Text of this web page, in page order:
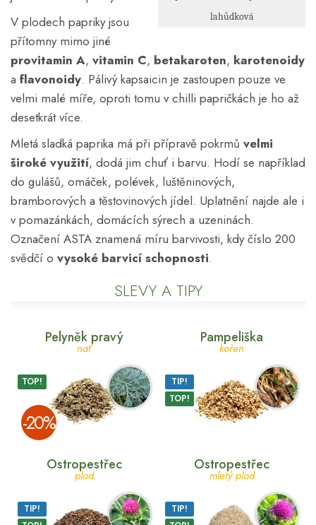
lahůdková
V plodech papriky jsou
přítomny mimo jiné
provitamin A, vitamin C, betakaroten, karotenoidy
a flavonoidy. Pálivý kapsaicin je zastoupen pouze ve
velmi malé míře, oproti tomu v chilli papričkách je ho až
desetkrát více.
Mletá sladká paprika má při přípravě pokrmů velmi
široké využití, dodá jim chuť i barvu. Hodí se například
do gulášů, omáček, polévek, luštěninových,
bramborových a těstovinových jídel. Uplatnění najde ale i
v pomazánkách, domácích sýrech a uzeninách.
Označení ASTA znamená míru barvivosti, kdy číslo 200
svědčí o vysoké barvicí schopnosti.
SLEVY A TIPY
Pelyněk pravý
nať
TOP!
­-20%
Pampeliška
kořen
TIP!
TOP!
Ostropestřec
plod
TIP!
Ostropestřec
mletý plod
TIP!